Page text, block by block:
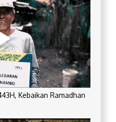
Kebaikan Ramadhan